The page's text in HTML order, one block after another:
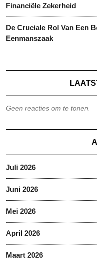
Financiële Zekerheid
De Cruciale Rol Van Een
Eenmanszaak
Geen reacties om te tonen.
Juli 2026
Juni 2026
Mei 2026
April 2026
Maart 2026